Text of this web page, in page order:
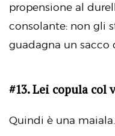
propensione al
consolante: non gli
guadagna un sacco
#13. Lei copula col
Quindi è una maiala.